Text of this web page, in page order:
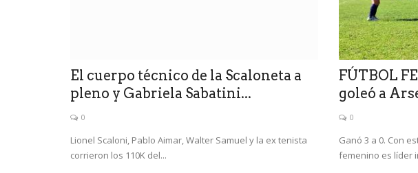
El cuerpo técnico de la Scaloneta a
pleno y Gabriela Sabatini...
0
Lionel Scaloni, Pablo Aimar, Walter Samuel y la ex tenista
corrieron los 110K del...
FÚTBOL
goleó a
0
Ganó 3 a 0. Con
femenino es líder
Grindetti a
Fuerte apoyo de POGGI a MILEI .Dijo
que la Ley Bases beneficia...
en